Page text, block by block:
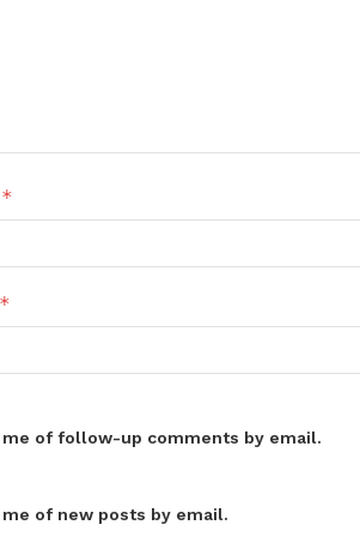
*
*
of follow-up comments by email.
of new posts by email.